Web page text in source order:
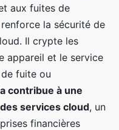
aux fuites de
renforce la sécurité de
Il crypte les
appareil et le service
fuite ou
contribue à une
services cloud, un
financières